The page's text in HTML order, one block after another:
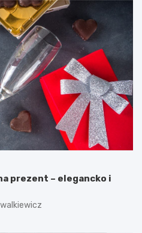
prezent – elegancko i